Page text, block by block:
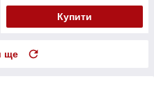
Купити
ще